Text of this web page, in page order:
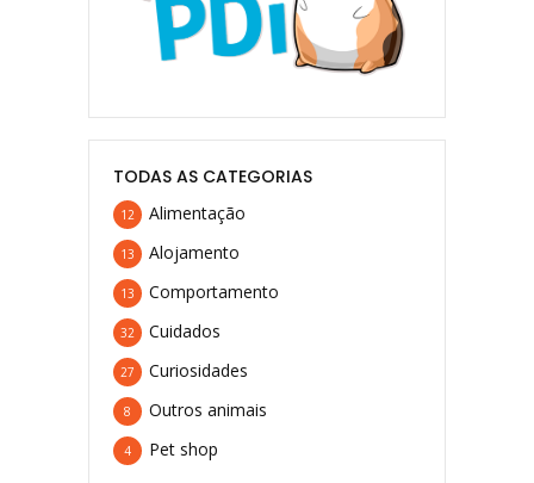
TODAS AS CATEGORIAS
Alimentação
12
Alojamento
13
Comportamento
13
Cuidados
32
Curiosidades
27
Outros animais
8
Pet shop
4